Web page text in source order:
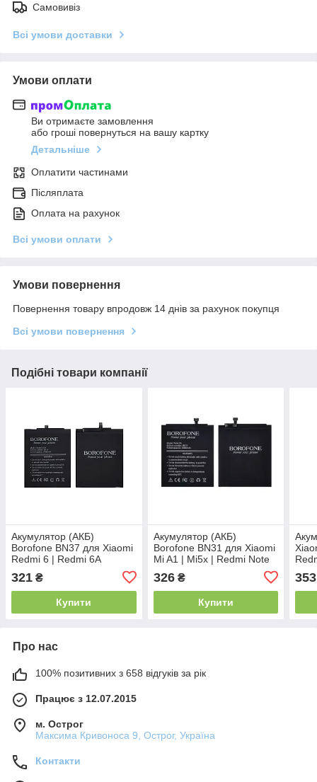
Самовивіз
Всі умови доставки
Умови оплати
Ви отримаєте замовлення
або гроші повернуться на вашу картку
Детальніше
Оплатити частинами
Післяплата
Оплата на рахунок
Всі умови оплати
Умови повернення
Повернення товару впродовж 14 днів за рахунок покупця
Всі умови повернення
Подібні товари компанії
Акумулятор (АКБ)
Borofone BN37 для Xiaomi
Redmi 6 | Redmi 6A
321 ₴
Купити
Акумулятор (АКБ)
Borofone BN31 для Xiaomi
Mi A1 | Mi5x | Redmi Note
326₴
Купити
353
Про нас
100% позитивних з 658 відгуків за рік
Працює з 12.07.2015
м. Острог
Максима Кривоноса 9, Острог, Україна
Контакти